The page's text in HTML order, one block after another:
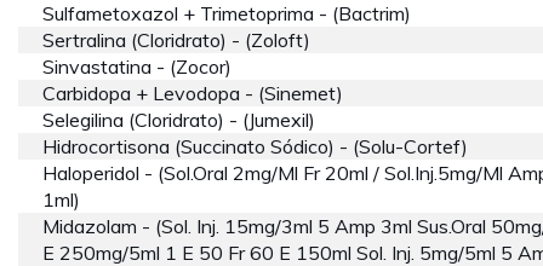
Sulfametoxazol + Trimetoprima - (bactrim)
Sertralina (cloridrato) - (zoloft)
Sinvastatina - (zocor)
Carbidopa + Levodopa - (sinemet)
Selegilina (cloridrato) - (jumexil)
Hidrocortisona (succinato Sódico) - (solu-Cortef)
Haloperidol - (sol.oral 2mg/ml Fr 20ml / Sol.inj.5mg/ml
1ml)
Midazolam - (sol. Inj. 15mg/3ml 5 Amp 3ml Sus.oral
E 250mg/5ml 1 E 50 Fr 60 E 150ml Sol. Inj. 5mg/5ml 5